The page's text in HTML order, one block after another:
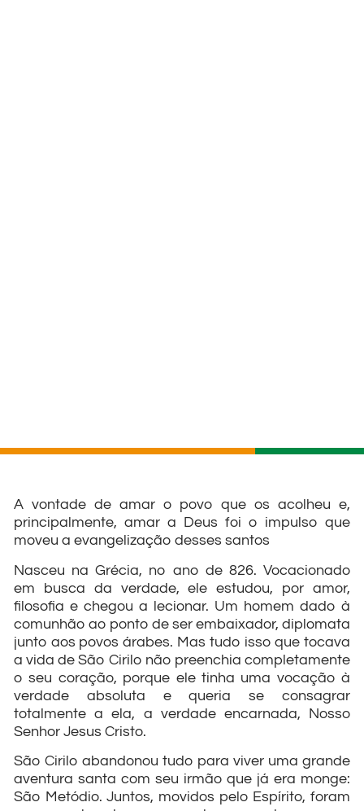
A vontade de amar o povo que os acolheu e,
principalmente, amar a Deus foi o impulso que
moveu a evangelização desses santos
Nasceu na Grécia, no ano de 826. Vocacionado
em busca da verdade, ele estudou, por amor,
filosofia e chegou a lecionar. Um homem dado à
comunhão ao ponto de ser embaixador, diplomata
junto aos povos árabes. Mas tudo isso que tocava
a vida de São Cirilo não preenchia completamente
o seu coração, porque ele tinha uma vocação à
verdade absoluta e queria se consagrar
totalmente a ela, a verdade encarnada, Nosso
Senhor Jesus Cristo.
São Cirilo abandonou tudo para viver uma grande
aventura santa com seu irmão que já era monge:
São Metódio. Juntos, movidos pelo Espírito, foram